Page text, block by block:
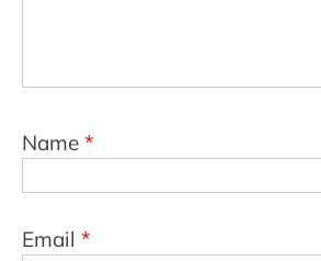
Name *
Email *